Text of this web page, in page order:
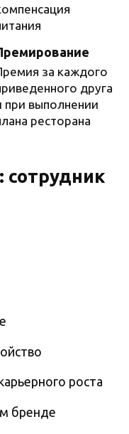
за каждого
друга
при выполнении
ресторана
сотрудник
роста
бренде